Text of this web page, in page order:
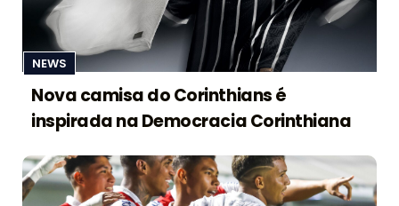
NEWS
Nova camisa do Corinthians é
inspirada na Democracia Corinthiana